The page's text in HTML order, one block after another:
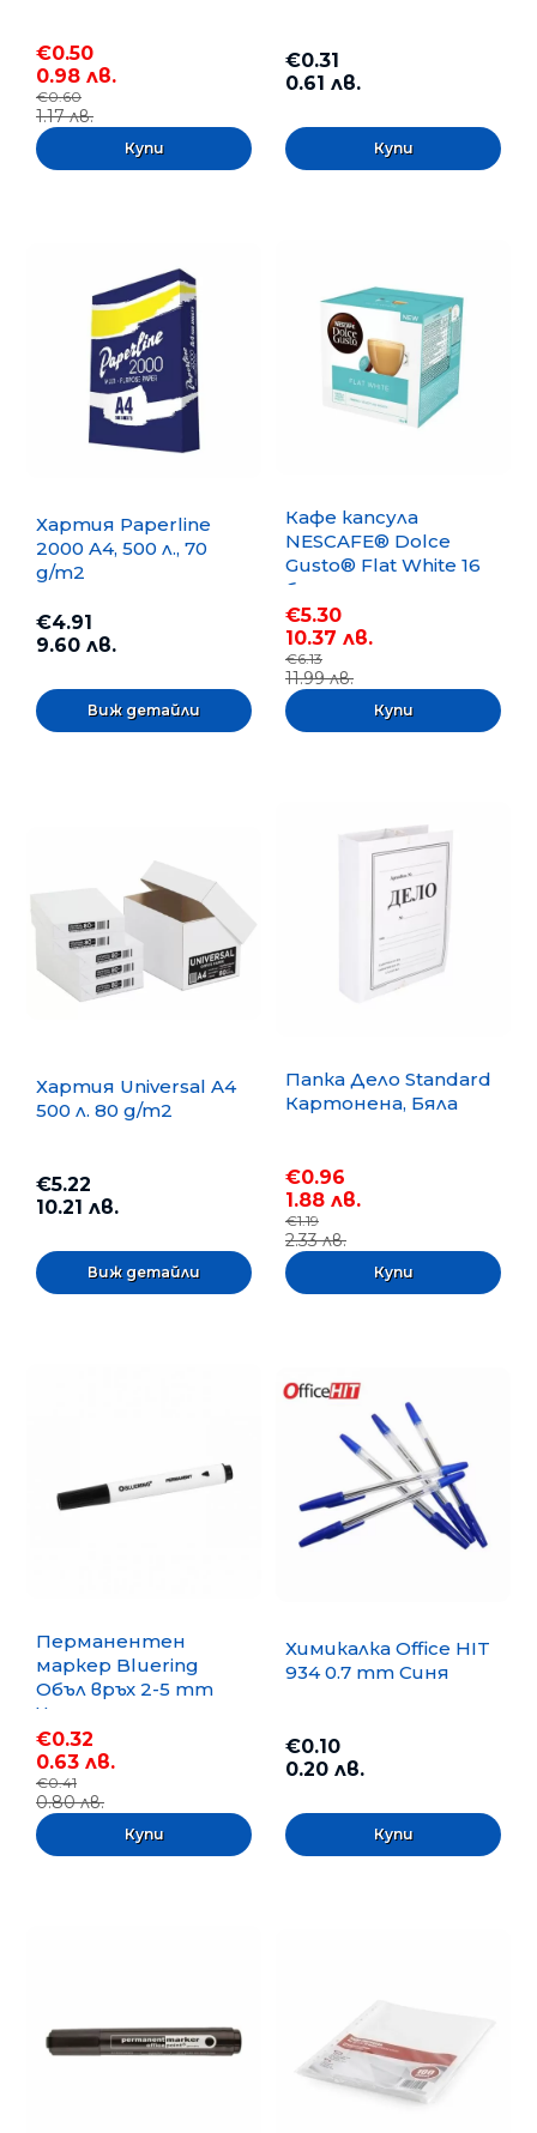
€0.50
0.98 лв.
€0.60
1.17 лв.
€0.31
0.61 лв.
Хартия Paperline
2000 A4, 500 л., 70
g/m2
€4.91
9.60 лв.
Виж детайли
Кафе капсула
NESCAFE® Dolce
Gusto® Flat White 16
бр.
€5.30
10.37 лв.
€6.13
11.99 лв.
Хартия Universal A4
500 л. 80 g/m2
€5.22
10.21 лв.
Виж детайли
Папка Дело Standard
Картонена, Бяла
€0.96
1.88 лв.
€1.19
2.33 лв.
Перманентен
маркер Bluering
Объл връх 2-5 mm
Черен
€0.32
0.63 лв.
€0.41
0.80 лв.
Химикалка Office HIT
934 0.7 mm Синя
€0.10
0.20 лв.